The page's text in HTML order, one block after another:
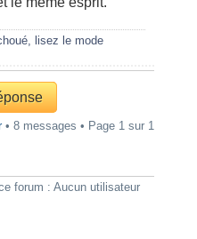
lisez le mode
• 8 messages • Page 1 sur 1
forum : Aucun utilisateur